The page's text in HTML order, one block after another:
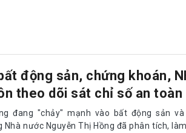
động sản, chứng khoán,
theo dõi sát chỉ số an toàn
đang "chảy" mạnh vào bất động sản và
Nhà nước Nguyễn Thị Hồng đã phân tích,